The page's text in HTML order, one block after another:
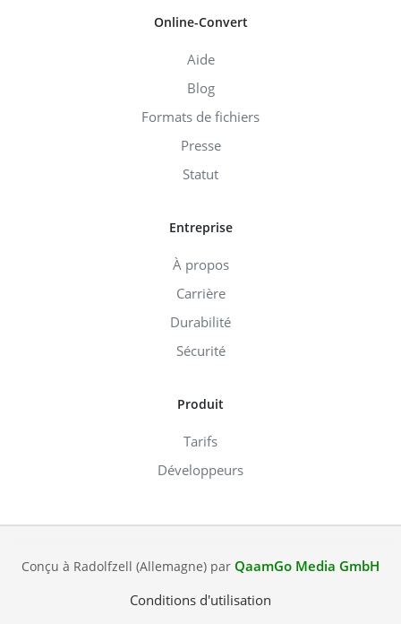
Online-Convert
Aide
Blog
Formats de fichiers
Presse
Statut
Entreprise
À propos
Carrière
Durabilité
Sécurité
Produit
Tarifs
Développeurs
Conçu à Radolfzell (Allemagne) par QaamGo Media GmbH
Conditions d'utilisation